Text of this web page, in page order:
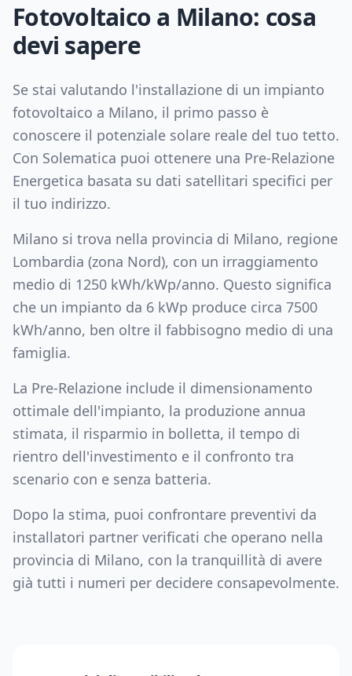
Fotovoltaico a Milano: cosa
devi sapere
Se stai valutando l'installazione di un impianto
fotovoltaico a Milano, il primo passo è
conoscere il potenziale solare reale del tuo tetto.
Con Solematica puoi ottenere una Pre-Relazione
Energetica basata su dati satellitari specifici per
il tuo indirizzo.
Milano si trova nella provincia di Milano, regione
Lombardia (zona Nord), con un irraggiamento
medio di 1250 kWh/kWp/anno. Questo significa
che un impianto da 6 kWp produce circa 7500
kWh/anno, ben oltre il fabbisogno medio di una
famiglia.
La Pre-Relazione include il dimensionamento
ottimale dell'impianto, la produzione annua
stimata, il risparmio in bolletta, il tempo di
rientro dell'investimento e il confronto tra
scenario con e senza batteria.
Dopo la stima, puoi confrontare preventivi da
installatori partner verificati che operano nella
provincia di Milano, con la tranquillità di avere
già tutti i numeri per decidere consapevolmente.